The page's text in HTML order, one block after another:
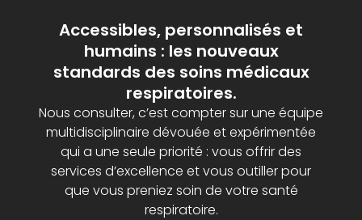
Accessibles, personnalisés et
humains : les nouveaux
standards des soins médicaux
respiratoires.
Nous consulter, c’est compter sur une équipe
multidisciplinaire dévouée et expérimentée
qui a une seule priorité : vous offrir des
services d’excellence et vous outiller pour
que vous preniez soin de votre santé
respiratoire.